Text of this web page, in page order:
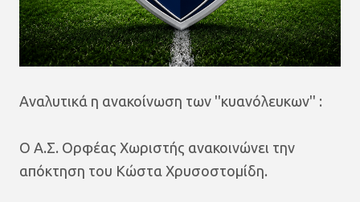
Αναλυτικά η ανακοίνωση των ''κυανόλευκων'' :
Ο Α.Σ. Ορφέας Χωριστής ανακοινώνει την
απόκτηση του Κώστα Χρυσοστομίδη.